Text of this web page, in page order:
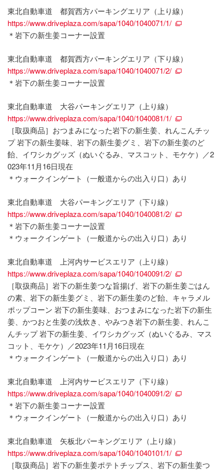
東北自動車道 都賀西方パーキングエリア（上り線）
https://www.driveplaza.com/sapa/1040/1040071/1/
＊岩下の新生姜コーナー設置
東北自動車道 都賀西方パーキングエリア（下り線）
https://www.driveplaza.com/sapa/1040/1040071/2/
＊岩下の新生姜コーナー設置
東北自動車道 大谷パーキングエリア（上り線）
https://www.driveplaza.com/sapa/1040/1040081/1/
［取扱商品］おつまみになった岩下の新生姜、れんこんチッ
プ 岩下の新生姜味、岩下の新生姜グミ、岩下の新生姜のど
飴、イワシカグッズ（ぬいぐるみ、マスコット、モケケ）／2
023年11月16日現在
＊ウォークインゲート（一般道からの出入り口）あり
東北自動車道 大谷パーキングエリア（下り線）
https://www.driveplaza.com/sapa/1040/1040081/2/
＊岩下の新生姜コーナー設置
＊ウォークインゲート（一般道からの出入り口）あり
東北自動車道 上河内サービスエリア（上り線）
https://www.driveplaza.com/sapa/1040/1040091/2/
［取扱商品］岩下の新生姜つな旨揚げ、岩下の新生姜ごはん
の素、岩下の新生姜グミ、岩下の新生姜のど飴、キャラメル
ポップコーン 岩下の新生姜味、おつまみになった岩下の新生
姜、かつおと生姜の浅炊き、やみつき岩下の新生姜、れんこ
んチップ 岩下の新生姜、イワシカグッズ（ぬいぐるみ、マス
コット、モケケ）／2023年11月16日現在
＊ウォークインゲート（一般道からの出入り口）あり
東北自動車道 上河内サービスエリア（下り線）
https://www.driveplaza.com/sapa/1040/1040091/2/
＊岩下の新生姜コーナー設置
＊ウォークインゲート（一般道からの出入り口）あり
東北自動車道 矢板北パーキングエリア（上り線）
https://www.driveplaza.com/sapa/1040/1040101/1/
［取扱商品］岩下の新生姜ポテトチップス、岩下の新生姜つ